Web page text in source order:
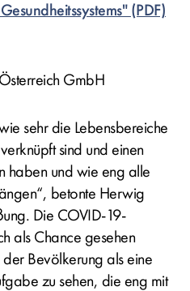
GmbH
sehr die Lebensbereiche
sind und einen
haben und wie eng alle
betonte Herwig
Die COVID-19-
als Chance gesehen
Bevölkerung als eine
zu sehen, die eng mit